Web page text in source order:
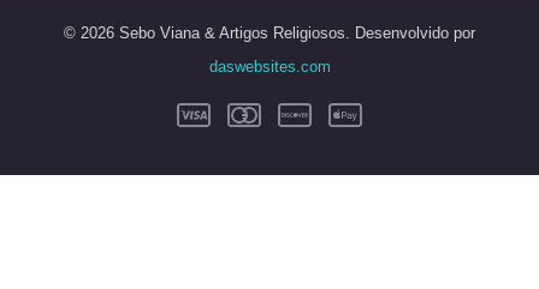
© 2026 Sebo Viana & Artigos Religiosos. Desenvolvido por
daswebsites.com